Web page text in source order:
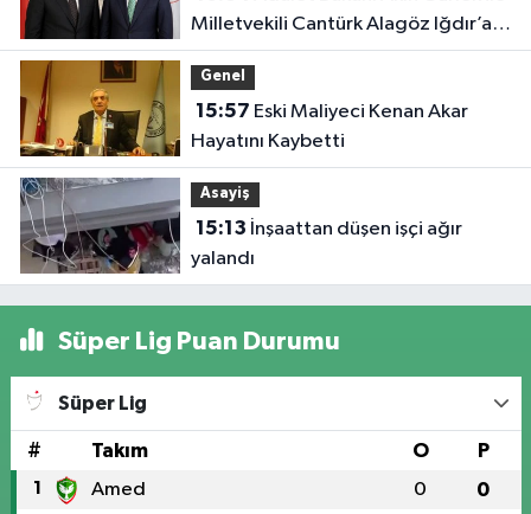
Milletvekili Cantürk Alagöz Iğdır’a
Geliyor
Genel
15:57
Hayatını Kaybetti
Asayiş
15:13
yalandı
Süper Lig Puan Durumu
Süper Lig
# Takım O P
1 Amed 0 0